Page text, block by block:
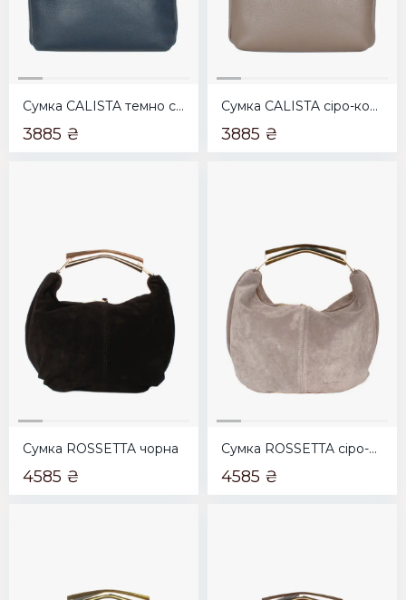
Сумка CALISTA темно синя
3885 ₴
Сумка CALISTA сіро-коричнева
3885 ₴
Сумка ROSSETTA чорна
4585 ₴
Сумка ROSSETTA сіро-коричнева
4585 ₴